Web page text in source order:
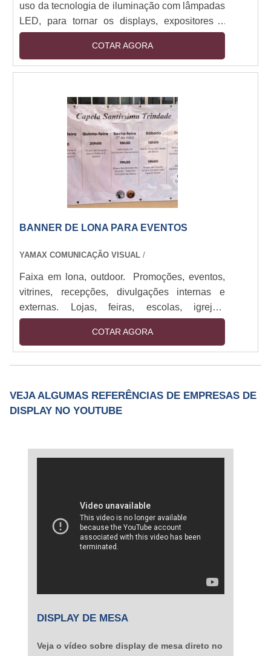
uso da tecnologia de iluminação com lâmpadas
LED, para tornar os displays, expositores e
quiosques para produtos e serviços mais
comunicativos e chamativos. São expositores
que potencializam e conseguem transmitir a
mais dinâmica e que atraia o público que esteja
no ponto de venda ou na exibição em questão.
Facilidade da iluminação Além de ser usada
em display....
COTAR AGORA
BANNER DE LONA PARA EVENTOS
YAMAX COMUNICAÇÃO VISUAL /
Faixa em lona, outdoor. Promoções, eventos,
vitrines, recepções, divulgações internas e
externas. Lojas, feiras, escolas, igrejas,
empresas de todos os portes. Impressos em
lona de até 1,60M com bastões e cordão.
Impressão digital em alta resolução. Sendo
utilizado em: Promoções, eventos, vitrines,
Alta durabilidade, visual impactante, fácil
instalação. Cores vivas, prazo ágil, acabamento
COTAR AGORA
VEJA ALGUMAS REFERÊNCIAS DE EMPRESAS DE
DISPLAY NO YOUTUBE
DISPLAY DE MESA
Veja o vídeo sobre display de mesa direto no